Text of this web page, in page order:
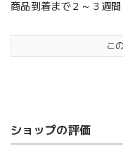
商品到着まで２～３週
こ
ショップの評価